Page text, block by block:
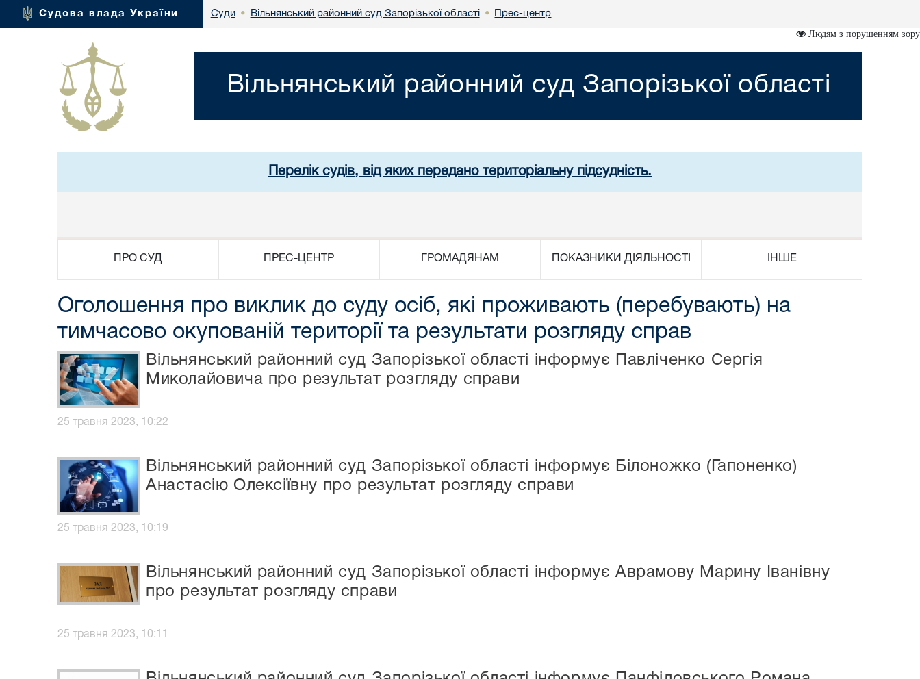
Судова влада України Суди • Вільнянський районний суд Запорізької області • Прес-центр
Людям з порушенням зору
Вільнянський районний суд Запорізької області
Перелік судів, від яких передано територіальну підсудність.
ПРО СУД ПРЕС-ЦЕНТР ГРОМАДЯНАМ ПОКАЗНИКИ ДІЯЛЬНОСТІ ІНШЕ
Оголошення про виклик до суду осіб, які проживають (перебувають) на
тимчасово окупованій території та результати розгляду справ
Вільнянський районний суд Запорізької області інформує Павліченко Сергія
Миколайовича про результат розгляду справи
25 травня 2023, 10:22
Вільнянський районний суд Запорізької області інформує Білоножко (Гапоненко)
Анастасію Олексіївну про результат розгляду справи
25 травня 2023, 10:19
Вільнянський районний суд Запорізької області інформує Аврамову Марину Іванівну
про результат розгляду справи
25 травня 2023, 10:11